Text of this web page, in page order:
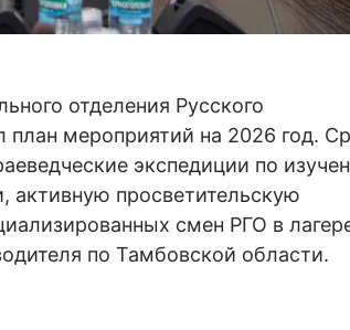
отделения Русского
план мероприятий на 2026 год.
экспедиции по
активную просветительскую
смен РГО в
по Тамбовской области.